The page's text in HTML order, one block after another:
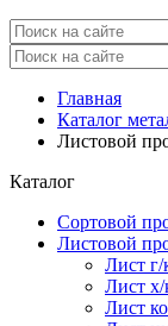
Главная
Каталог
Листовой
Каталог
Сортовой
Листовой
Лист г/
Лист х/
Лист